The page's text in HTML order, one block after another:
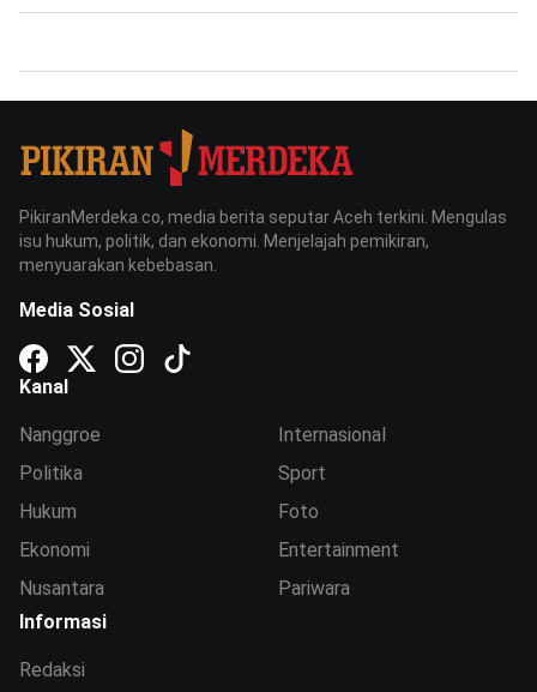
PikiranMerdeka.co, media berita seputar Aceh terkini. Mengulas
isu hukum, politik, dan ekonomi. Menjelajah pemikiran,
menyuarakan kebebasan.
Media Sosial
Kanal
Nanggroe
Politika
Hukum
Ekonomi
Nusantara
Internasional
Sport
Foto
Entertainment
Pariwara
Informasi
Redaksi